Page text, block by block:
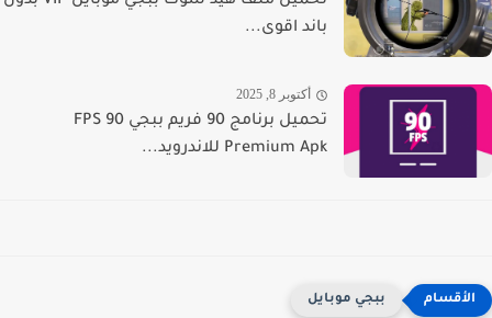
باند اقوى...
أكتوبر 8, 2025
تحميل برنامج 90 فريم ببجي 90 FPS
Premium Apk للاندرويد...
ببجي موبايل